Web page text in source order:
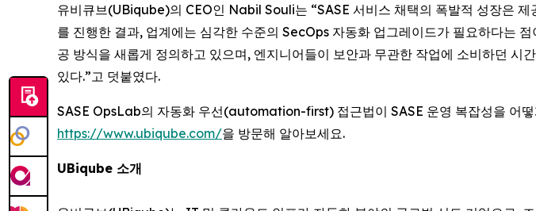
유비큐브(UBiqube)의 CEO인 Nabil Souli는 “SASE 서비스 채택의 폭발적 성장은
를 진행한 결과, 업계에는 심각한 수준의 SecOps 자동화 업그레이드가 필요하다는
공 방식을 새롭게 정의하고 있으며, 엔지니어들이 보안과 무관한 작업에 소비하던
있다.”고 덧붙였다.
SASE OpsLab의 자동화 우선(automation-first) 접근법이 SASE 운영 복잡성을 어떻
https://www.ubiqube.com/을 방문해 알아보세요.
UBiqube 소개